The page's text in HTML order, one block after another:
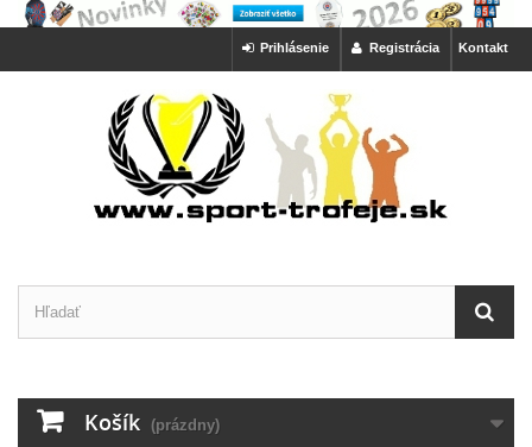
Kontakt
Registrácia
Prihlásenie
Košík (prázdny)